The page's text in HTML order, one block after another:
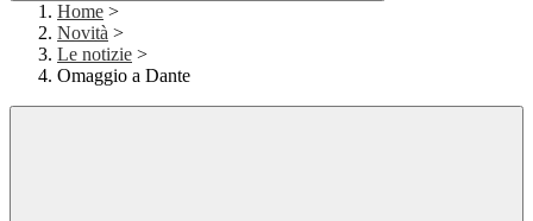
Home >
Novità >
Le notizie >
Omaggio a Dante